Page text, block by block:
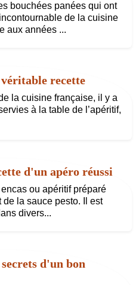
bouchées panées qui ont
de la cuisine
aux années ...
recette
la cuisine française, il y a
à la table de l’apéritif,
d'un apéro réussi
ou apéritif préparé
la sauce pesto. Il est
divers...
d'un bon